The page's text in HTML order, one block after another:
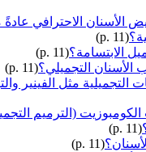
الأسنان الاحترافي عادةً
(p. 11)
الابتسامة؟(p. 11)
الأسنان التجميلي؟(p. 11)
التجميلية مثل الفينير
(الترميم
(p. 11)
(p. 11)